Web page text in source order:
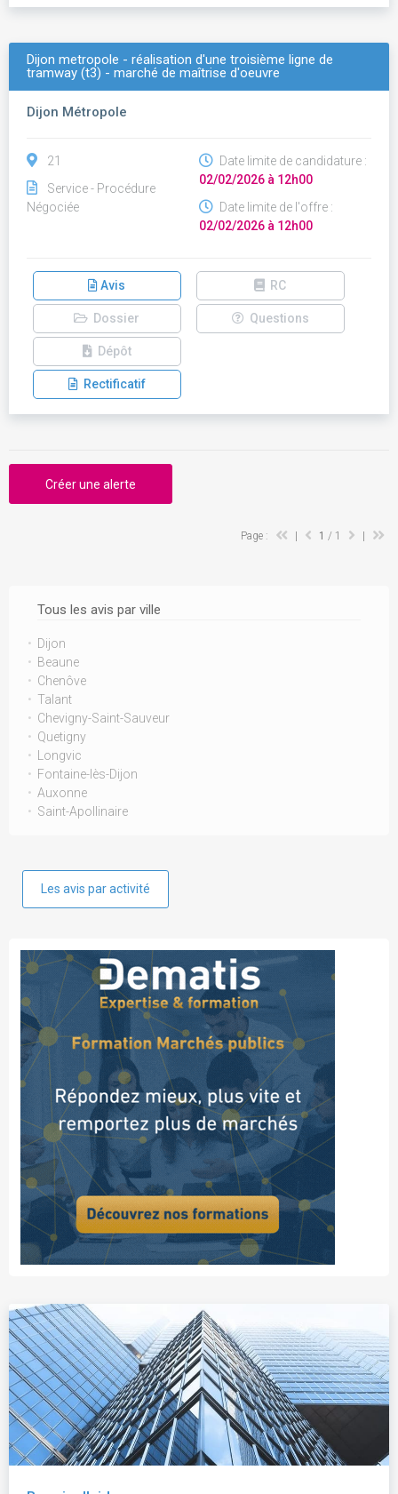
Tous les avis par ville
Dijon
Beaune
Chenôve
Talant
Chevigny-Saint-Sauveur
Quetigny
Longvic
Fontaine-lès-Dijon
Auxonne
Saint-Apollinaire
Les avis par activité
Dijon metropole - réalisation d'une troisième ligne de
tramway (t3) - marché de maîtrise d'oeuvre
Dijon Métropole
21
Service - Procédure
Négociée
Date limite de candidature :
02/02/2026 à 12h00
Date limite de l'offre :
02/02/2026 à 12h00
Avis RC
Dossier Questions
Dépôt
Rectificatif
Créer une alerte
Page : 1 / 1